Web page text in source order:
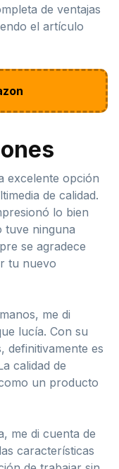
de ventajas
el artículo
excelente opción
de calidad.
lo bien
tuve ninguna
se agradece
tu nuevo
me di
lucía. Con su
definitivamente es
calidad de
un producto
me di cuenta de
características